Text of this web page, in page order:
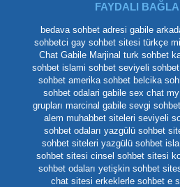
FAYDALI
bedava sohbet adresi gabile
sohbetci gay sohbet sitesi türkçe
Chat Gabile Marjinal turk sohbet
sohbet islami sohbet seviyeli sohbet
sohbet amerika sohbet belcika
sohbet odalari gabile sex chat
grupları marcinal gabile sevgi
alem muhabbet siteleri seviyeli
sohbet odaları yazgülü sohbet
sohbet siteleri yazgülü sohbet
sohbet sitesi cinsel sohbet sitesi
sohbet odaları yetişkin sohbet
chat sitesi erkeklerle sohbet e